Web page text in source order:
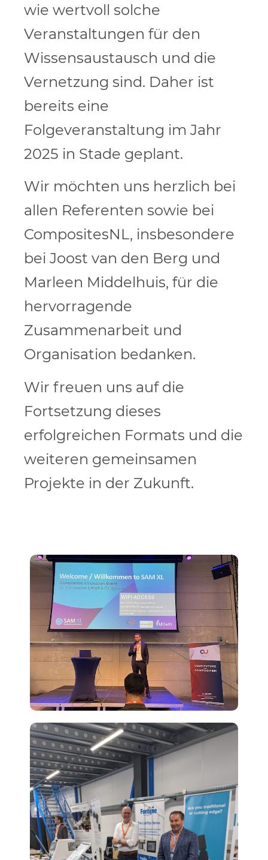
wie wertvoll solche
Veranstaltungen für den
Wissensaustausch und die
Vernetzung sind. Daher ist
bereits eine
Folgeveranstaltung im Jahr
2025 in Stade geplant.
Wir möchten uns herzlich bei
allen Referenten sowie bei
CompositesNL, insbesondere
bei Joost van den Berg und
Marleen Middelhuis, für die
hervorragende
Zusammenarbeit und
Organisation bedanken.
Wir freuen uns auf die
Fortsetzung dieses
erfolgreichen Formats und die
weiteren gemeinsamen
Projekte in der Zukunft.